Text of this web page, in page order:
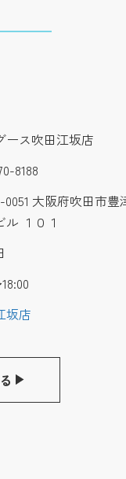
ース吹田江坂店
8188
0051 大阪府吹田市
ル １０１
坂店